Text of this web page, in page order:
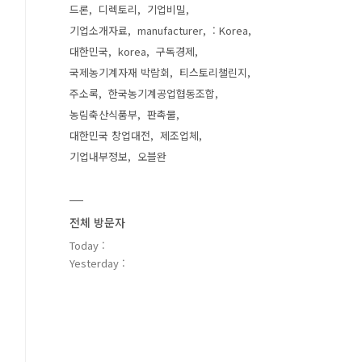
드론 디렉토리
기업비밀
기업소개자료
manufacturer
: Korea
대한민국
korea
구독경제
국제농기계자재 박람회
티스토리챌린지
주소록
한국농기계공업협동조합
농림축산식품부
판촉물
대한민국 창업대전
제조업체
기업내부정보
오블완
전체 방문자
Today :
Yesterday :